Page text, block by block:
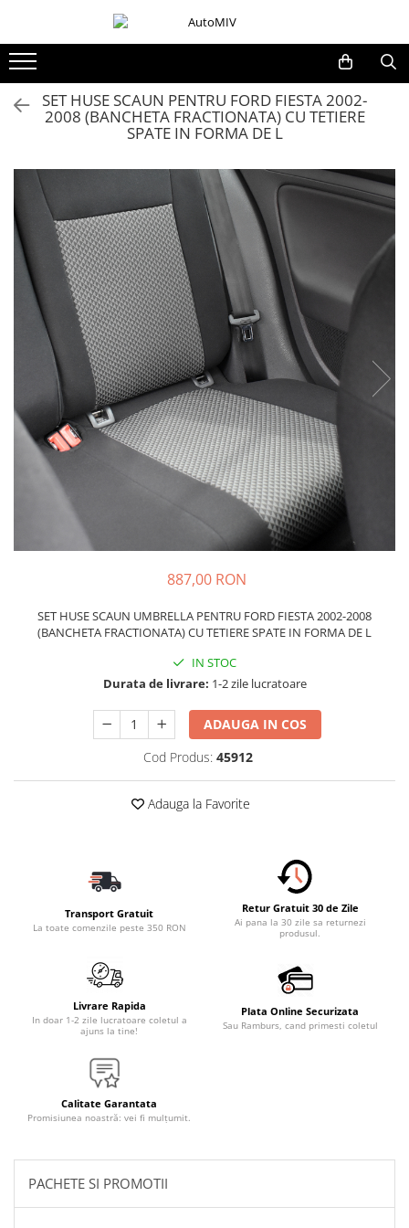
Oferta Saptamanii
Butoane
Bloc Lumini
Butoane Reglare Oglinzi
Seturi Butoane
Butoane Blocare/Deblocare
Buton Frana
Buton Clapeta Rezervor
Buton Portbagaj
Alte Butoane/Comutatoare
Butoane Semnalizare
Schimbatoare Viteze
Accesorii Auto
Accesorii Auto Exterior
Paravanturi Auto / Deflectoare Aer
Capace Roti
Huse Auto
Covorase Auto/ Presuri Auto
Accesorii pentru Roti si Anvelope
Husa Anvelope
Truse Chei
Organizatoare Auto
Iluminat Auto
Semnalizari
Faruri Ceata
Accesorii LED
Becuri Auto
Piese Caroserie
Amortizoare Capota
SET HUSE SCAUN PENTRU FORD FIESTA 2002-
2008 (BANCHETA FRACTIONATA) CU TETIERE
SPATE IN FORMA DE L
887,00 RON
SET HUSE SCAUN UMBRELLA PENTRU FORD FIESTA 2002-2008
(BANCHETA FRACTIONATA) CU TETIERE SPATE IN FORMA DE L
IN STOC
Durata de livrare: 1-2 zile lucratoare
ADAUGA IN COS
Cod Produs: 45912
Adauga la Favorite
Transport Gratuit
La toate comenzile peste 350 RON
Retur Gratuit 30 de Zile
Ai pana la 30 zile sa returnezi
produsul.
Livrare Rapida
In doar 1-2 zile lucratoare coletul a
ajuns la tine!
Plata Online Securizata
Sau Ramburs, cand primesti coletul
Calitate Garantata
Promisiunea noastră: vei fi mulțumit.
PACHETE SI PROMOTII